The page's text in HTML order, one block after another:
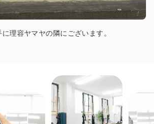
理容ヤマヤの隣にございます。